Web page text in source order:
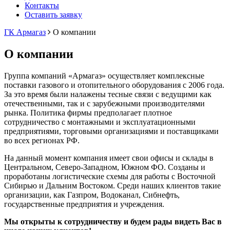
Контакты
Оставить заявку
ГК Армагаз
О компании
О компании
Группа компаний «Армагаз» осуществляет комплексные
поставки газового и отопительного оборудования с 2006 года.
За это время были налажены тесные связи с ведущими как
отечественными, так и с зарубежными производителями
рынка. Политика фирмы предполагает плотное
сотрудничество с монтажными и эксплуатационными
предприятиями, торговыми организациями и поставщиками
во всех регионах РФ.
На данный момент компания имеет свои офисы и склады в
Центральном, Северо-Западном, Южном ФО. Созданы и
проработаны логистические схемы для работы с Восточной
Сибирью и Дальним Востоком. Среди наших клиентов такие
организации, как Газпром, Водоканал, Сибнефть,
государственные предприятия и учреждения.
Мы открыты к сотрудничеству и будем рады видеть Вас в